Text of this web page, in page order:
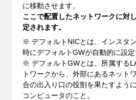
に移動させます。
ここで配置したネットワークに対
定されます。
※ デフォルトNICとは、インスタ
時にデフォルトGWが自動的に設定
※ デフォルトGWとは、所属する
トワークから、外部にあるネット
合の出入り口の役割を果たすよう
コンピュータのこと。